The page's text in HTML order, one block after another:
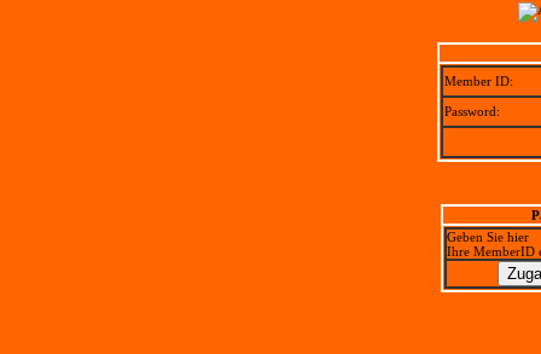
Member ID:
Password:
Geben Sie hier
Ihre MemberID